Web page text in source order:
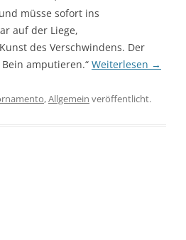
müsse sofort ins
auf der Liege,
des Verschwindens. Der
amputieren.“ Weiterlesen →
,Allgemein veröffentlicht.